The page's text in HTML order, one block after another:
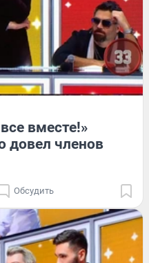
вместе!»
довел членов
Обсудить